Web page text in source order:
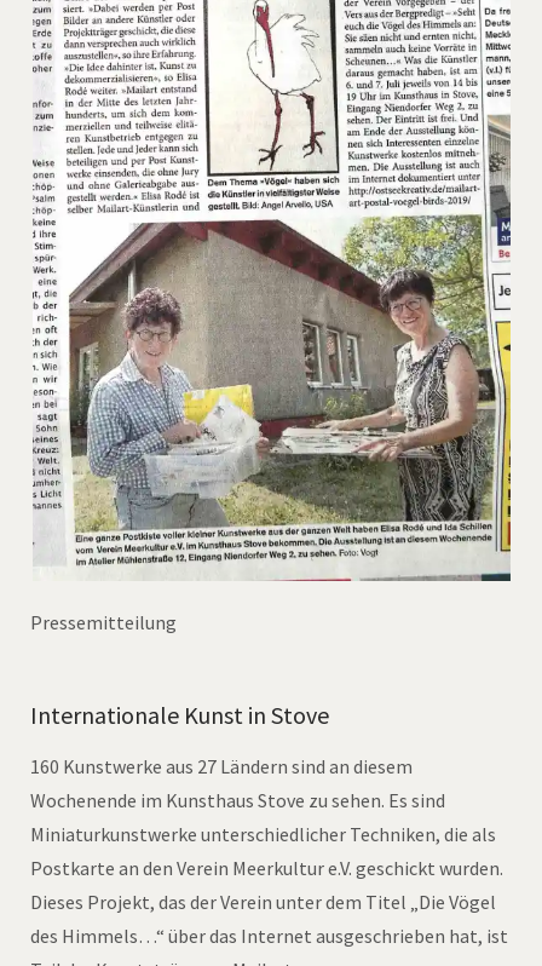
Pressemitteilung
Internationale Kunst in Stove
160 Kunstwerke aus 27 Ländern sind an diesem
Wochenende im Kunsthaus Stove zu sehen. Es sind
Miniaturkunstwerke unterschiedlicher Techniken, die als
Postkarte an den Verein Meerkultur e.V. geschickt wurden.
Dieses Projekt, das der Verein unter dem Titel „Die Vögel
des Himmels…“ über das Internet ausgeschrieben hat, ist